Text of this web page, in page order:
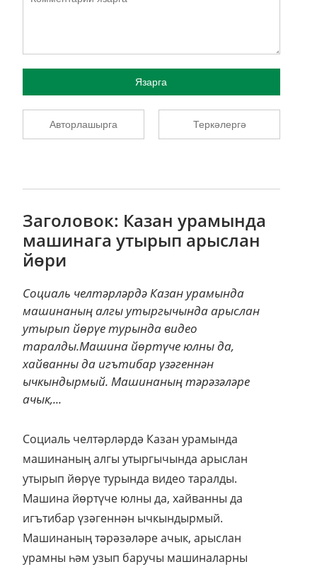
Язарга
Авторлашырга Теркәлергә
Заголовок: Казан урамында
машинага утырып арыслан
йөри
Социаль челтәрләрдә Казан урамында
машинаның алгы утыргычында арыслан
утырып йөрүе турында видео
таралды.Машина йөртүче юлны да,
хайванны да игътибар үзәгеннән
ычкындырмый. Машинаның тәрәзәләре
ачык,...
Социаль челтәрләрдә Казан урамында
машинаның алгы утыргычында арыслан
утырып йөрүе турында видео таралды.
Машина йөртүче юлны да, хайванны да
игътибар үзәгеннән ычкындырмый.
Машинаның тәрәзәләре ачык, арыслан
урамны һәм узып баручы машиналарны